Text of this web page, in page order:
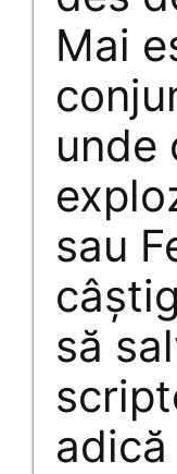
Mai
unde
sau
să